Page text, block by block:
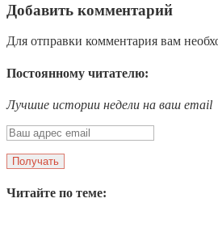
Добавить комментарий
Для отправки комментария вам
Постоянному читателю:
Лучшие истории недели на ваш email
Читайте по теме: